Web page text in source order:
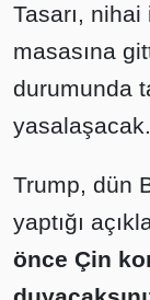
Tasarı,
masasına
durumunda
yasalaşacak.
Trump, dün
yaptığı
önce Çin